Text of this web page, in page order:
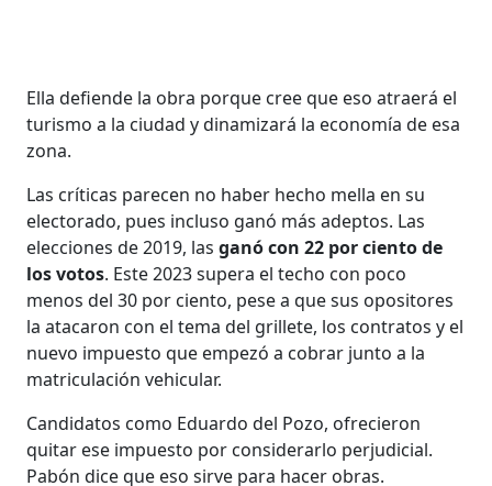
Ella defiende la obra porque cree que eso atraerá el
turismo a la ciudad y dinamizará la economía de esa
zona.
Las críticas parecen no haber hecho mella en su
electorado, pues incluso ganó más adeptos. Las
elecciones de 2019, lasganó con 22 por ciento de
los votos. Este 2023 supera el techo con poco
menos del 30 por ciento, pese a que sus opositores
la atacaron con el tema del grillete, los contratos y el
nuevo impuesto que empezó a cobrar junto a la
matriculación vehicular.
Candidatos como Eduardo del Pozo, ofrecieron
quitar ese impuesto por considerarlo perjudicial.
Pabón dice que eso sirve para hacer obras.